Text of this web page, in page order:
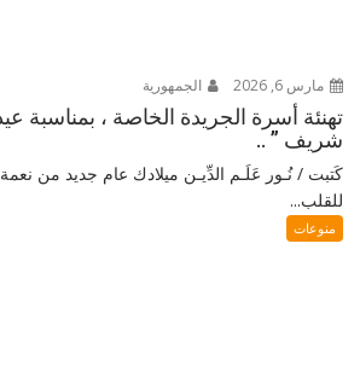
مارس 6, 2026 الجمهورية
تهنئة أسرة الجريدة الخاصة ، بمناسبة
شريف ” ..
كَتبت / نُـور عَلَـم الدِّيـن ميلادك عام جديد من
للقلب...
منوعات